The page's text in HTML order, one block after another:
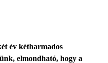
év kétharmados
elmondható, hogy a